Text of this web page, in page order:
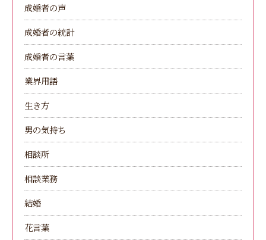
成婚者の声
成婚者の統計
成婚者の言葉
業界用語
生き方
男の気持ち
相談所
相談業務
結婚
花言葉